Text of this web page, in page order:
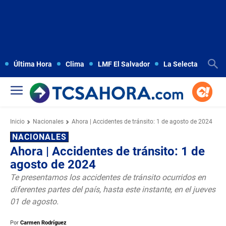
Última Hora Clima LMF El Salvador La Selecta
Inicio Nacionales Ahora | Accidentes de tránsito: 1 de agosto de 2024
NACIONALES
Ahora | Accidentes de tránsito: 1 de
agosto de 2024
Te presentamos los accidentes de tránsito ocurridos en
diferentes partes del país, hasta este instante, en el jueves
01 de agosto.
Por Carmen Rodríguez